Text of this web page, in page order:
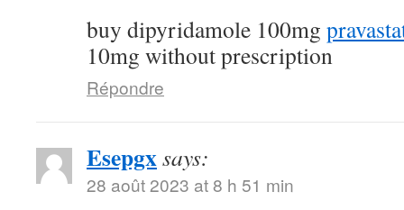
buy dipyridamole 100mg
10mg without prescription
Répondre
Esepgxsays:
28 août 2023 at 8 h 51 min